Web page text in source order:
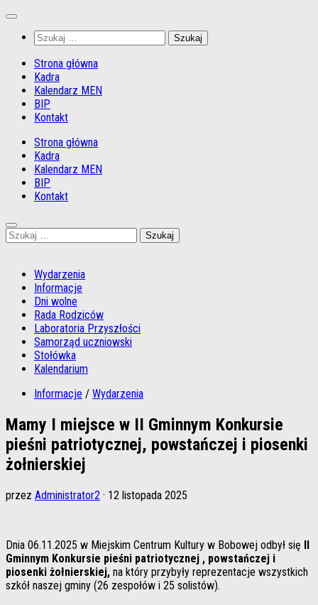
Przejdź
treści
Szukaj:
Strona główna
Kadra
Kalendarz MEN
BIP
Kontakt
Strona główna
Kadra
Kalendarz MEN
BIP
Kontakt
Szukaj:
Wydarzenia
Informacje
Dni wolne
Rada Rodziców
Laboratoria Przyszłości
Samorząd uczniowski
Stołówka
Kalendarium
Informacje / Wydarzenia
Mamy I miejsce w II Gminnym Konkursie
pieśni patriotycznej, powstańczej i piosenki
żołnierskiej
przez Administrator2 · 12 listopada 2025
Dnia 06.11.2025 w Miejskim Centrum Kultury w Bobowej odbył się II
Gminnym Konkursie pieśni patriotycznej , powstańczej i
piosenki żołnierskiej, na który przybyły reprezentacje wszystkich
szkół naszej gminy (26 zespołów i 25 solistów).